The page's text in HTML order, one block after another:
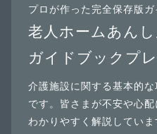
プロが作った完全保存版ガ
老人ホームあんし
ガイドブックプ
介護施設に関する基本的
です。皆さまが不安や心
わかりやすく解説していま